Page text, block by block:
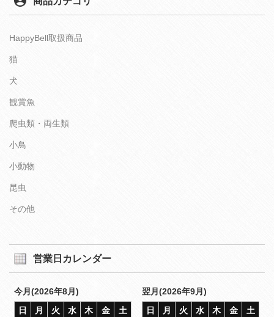
HappyBell取扱商品
猫
犬
観賞魚
爬虫類・両生類
小鳥
小動物
昆虫
その他
営業日カレンダー
今月(2026年8月)
日
月 火 水 木 金
土
翌月(2026年9月)
日
月 火 水 木 金
土